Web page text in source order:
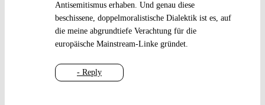
- Reply
Antisemitismus erhaben. Und genau diese
beschissene, doppelmoralistische Dialektik ist es, auf
die meine abgrundtiefe Verachtung für die
europäische Mainstream-Linke gründet.